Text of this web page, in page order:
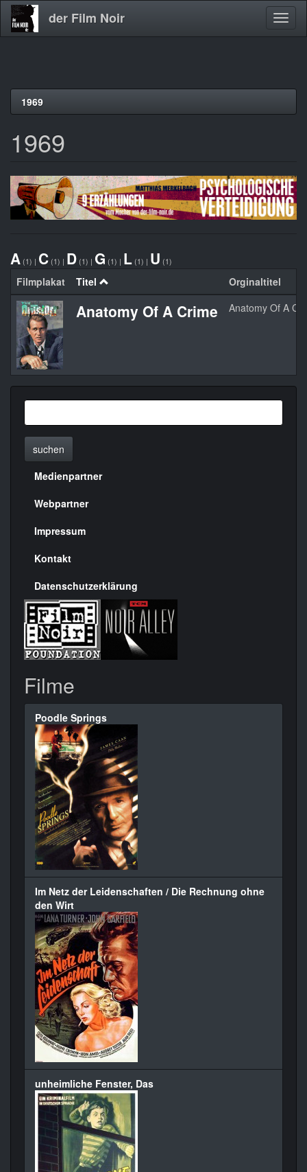
Direkt
der Film Noir
1969
1969
A (1) | C (1) | D (1) | G (1) | L (1) | U (1)
Filmplakat Titel Orginaltitel
Anatomy Of A Crime Anatomy Of A
suchen
Menülinks
rechte
Seite
Medienpartner
Webpartner
Impressum
Kontakt
Datenschutzerklärung
Filme
Poodle Springs
Im Netz der Leidenschaften / Die Rechnung ohne
den Wirt
unheimliche Fenster, Das